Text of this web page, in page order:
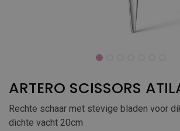
ARTERO SCISSORS
Rechte schaar met stevige bladen voor
dichte vacht 20cm